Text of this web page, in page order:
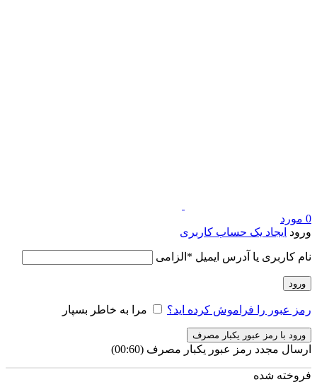
0 مورد
ورود ایجاد یک حساب کاربری
نام کاربری یا آدرس ایمیل * الزامی
ورود
رمز عبور را فراموش کرده اید؟ مرا به خاطر بسپار
ورود با رمز عبور یکبار مصرف
ارسال مجدد رمز عبور یکبار مصرف (00:
60
)
فروخته شده